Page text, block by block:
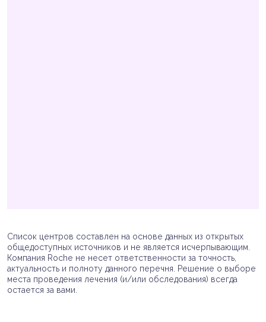
Список центров составлен на основе данных из открытых
общедоступных источников и не является исчерпывающим.
Компания Roche не несет ответственности за точность,
актуальность и полноту данного перечня. Решение о выборе
места проведения лечения (и/или обследования) всегда
остается за вами.